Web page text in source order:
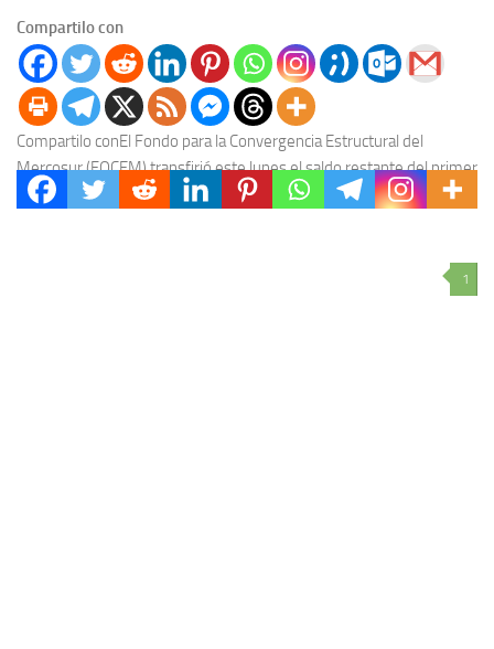
Compartilo con
Compartilo conEl Fondo para la Convergencia Estructural del
Mercosur (FOCEM) transfirió este lunes el saldo restante del primer
desembolso, alcanzando los 4,4 millones de dólares...
1